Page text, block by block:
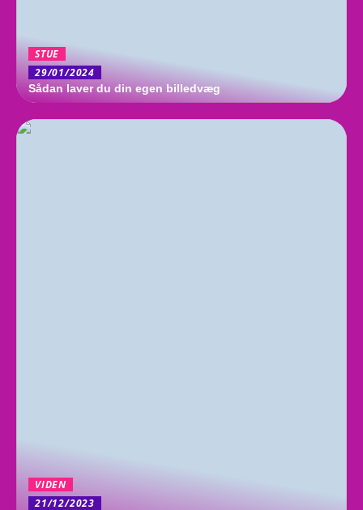
STUE
29/01/2024
Sådan laver du din egen billedvæg
VIDEN
21/12/2023